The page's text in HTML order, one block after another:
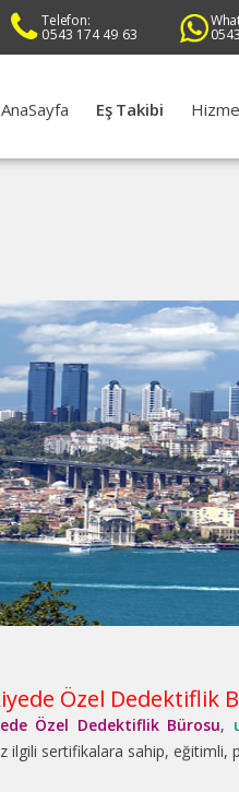
Telefon:
0543 174 49 63
AnaSayfa Eş Takibi
Özel Dedektiflik
Özel Dedektiflik Bürosu,
ilgili sertifikalara sahip, eğitimli,